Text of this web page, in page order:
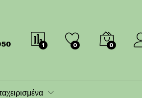
1 0 0